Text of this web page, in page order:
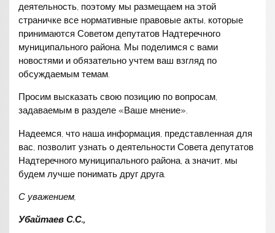
деятельность, поэтому мы размещаем на этой
страничке все нормативные правовые акты, которые
принимаются Советом депутатов Надтеречного
муниципального района. Мы поделимся с вами
новостями и обязательно учтем ваш взгляд по
обсуждаемым темам.
Просим высказать свою позицию по вопросам,
задаваемым в разделе «Ваше мнение».
Надеемся, что наша информация, представленная для
вас, позволит узнать о деятельности Совета депутатов
Надтеречного муниципального района, а значит, мы
будем лучше понимать друг друга.
С уважением,
Убайтаев С.С.,